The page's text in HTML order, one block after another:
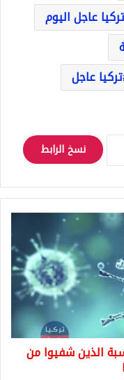
عاجل اليوم
تركيا عاجل
نسخ الرابط
الذين شفيوا من